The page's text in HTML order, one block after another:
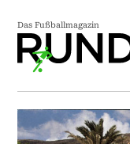
Das Fußballmagazin